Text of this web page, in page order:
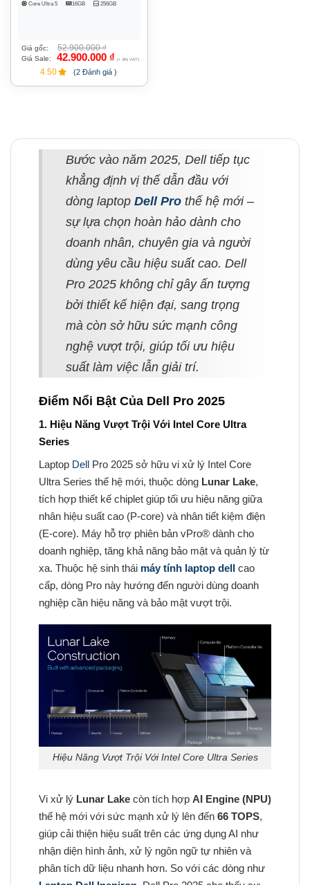
Core Ultra 5
16GB 256GB
Giá gốc: 52.900.000₫
Giá Sale: 42.900.000 ₫ (+ 8% VAT)
4.50 (2 Đánh giá )
Bước vào năm 2025, Dell tiếp tục
khẳng định vị thế dẫn đầu với
dòng laptop Dell Prothế hệ mới –
sự lựa chọn hoàn hảo dành cho
doanh nhân, chuyên gia và người
dùng yêu cầu hiệu suất cao. Dell
Pro 2025 không chỉ gây ấn tượng
bởi thiết kế hiện đại, sang trọng
mà còn sở hữu sức mạnh công
nghệ vượt trội, giúp tối ưu hiệu
suất làm việc lẫn giải trí.
Điểm Nổi Bật Của Dell Pro 2025
1. Hiệu Năng Vượt Trội Với Intel Core Ultra
Series
Laptop Dell Pro 2025 sở hữu vi xử lý Intel Core
Ultra Series thế hệ mới, thuộc dòng Lunar Lake,
tích hợp thiết kế chiplet giúp tối ưu hiệu năng giữa
nhân hiệu suất cao (P-core) và nhân tiết kiệm điện
(E-core). Máy hỗ trợ phiên bản vPro® dành cho
doanh nghiệp, tăng khả năng bảo mật và quản lý từ
xa. Thuộc hệ sinh thái máy tính laptop dell cao
cấp, dòng Pro này hướng đến người dùng doanh
nghiệp cần hiệu năng và bảo mật vượt trội.
Hiệu Năng Vượt Trội Với Intel Core Ultra Series
Vi xử lý Lunar Lake còn tích hợp AI Engine (NPU)
thế hệ mới với sức mạnh xử lý lên đến 66 TOPS,
giúp cải thiện hiệu suất trên các ứng dụng AI như
nhận diện hình ảnh, xử lý ngôn ngữ tự nhiên và
phân tích dữ liệu nhanh hơn. So với các dòng như